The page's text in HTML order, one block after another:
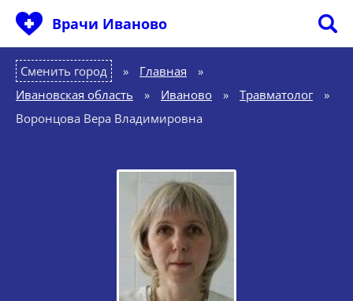
Врачи Иваново
Сменить город Главная
»
Ивановская область
» Иваново » Травматолог
»
Воронцова Вера Владимировна